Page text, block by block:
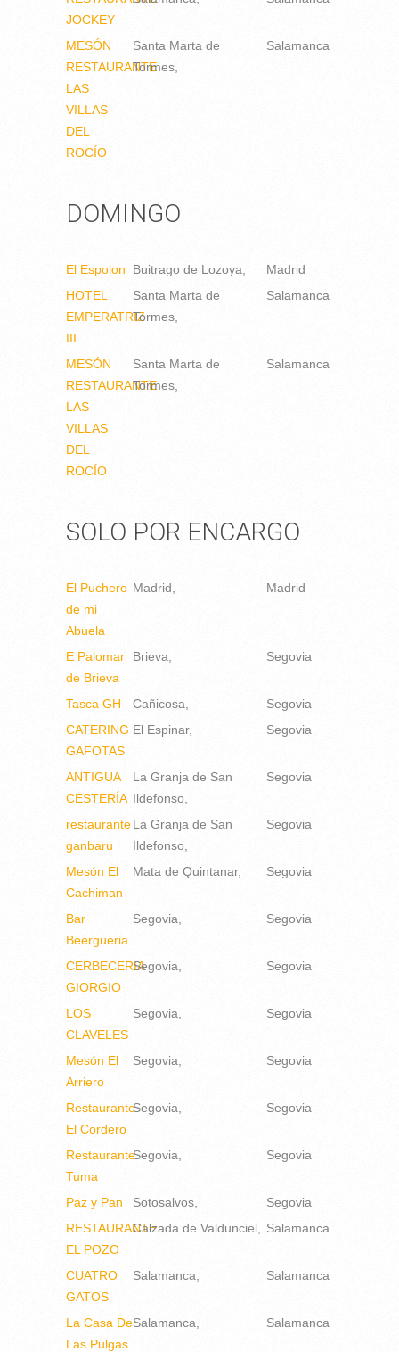
JOCKEY
MESÓN
RESTAURANTE
LAS
VILLAS
DEL
ROCÍO
Santa Marta de
Tormes
Salamanca
DOMINGO
El Espolon Buitrago de Lozoya
Madrid
HOTEL
EMPERATRIZ
III
Santa Marta de
Tormes
Salamanca
MESÓN
RESTAURANTE
LAS
VILLAS
DEL
ROCÍO
Santa Marta de
Tormes
Salamanca
SOLO POR ENCARGO
El Puchero
de mi
Abuela
Madrid Madrid
E Palomar
de Brieva
Brieva Segovia
Tasca GH Cañicosa
Segovia
CATERING
GAFOTAS
El Espinar Segovia
ANTIGUA
CESTERÍA
La Granja de San
Ildefonso
Segovia
restaurante
ganbaru
La Granja de San
Ildefonso
Segovia
Mesón El
Cachiman
Mata de Quintanar Segovia
Bar
Beergueria
Segovia Segovia
CERBECERIA
GIORGIO
Segovia Segovia
LOS
CLAVELES
Segovia Segovia
Mesón El
Arriero
Segovia Segovia
Restaurante
El Cordero
Segovia Segovia
Restaurante
Tuma
Segovia Segovia
Paz y Pan Sotosalvos
Segovia
RESTAURANTE
EL POZO
Calzada de Valdunciel Salamanca
CUATRO
GATOS
Salamanca Salamanca
La Casa De
Las Pulgas
Salamanca Salamanca